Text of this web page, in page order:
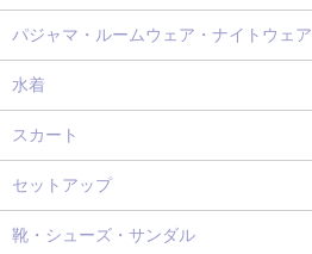
パジャマ・ルームウェア・ナイトウェア
水着
スカート
セットアップ
靴・シューズ・サンダル